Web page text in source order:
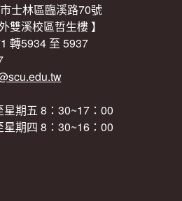
士林區臨溪路70號
雙溪校區哲生樓 】
轉5934 至 5937
期五 8：30~17：00
期四 8：30~16：00